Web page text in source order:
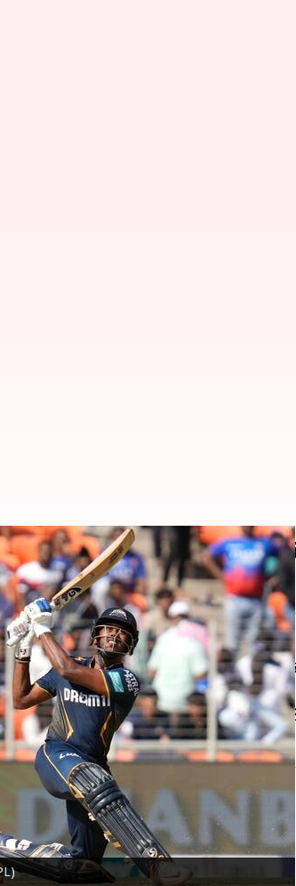
IPL करियर का छठा
टाइटंस (GT) केसाई सुदर्शनने रॉयल
में पहले बल्लेबाजी करते हुए
तब सुदर्शन क्रीज पर आए।
प्रयास किया और संभलकर बल्लेबाजी की।